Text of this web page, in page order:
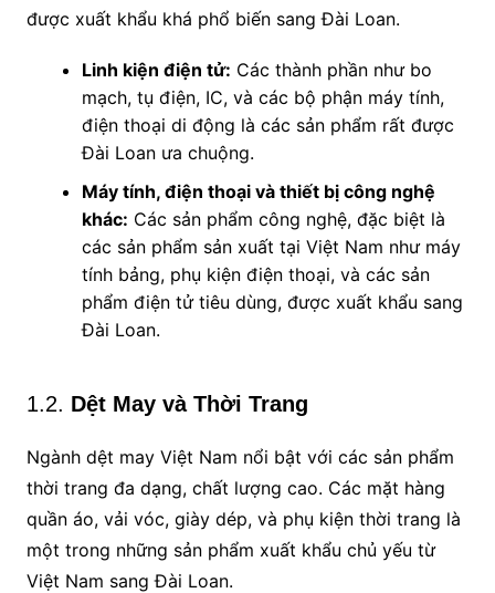
được xuất khẩu khá phổ biến sang Đài Loan.
Linh kiện điện tử: Các thành phần như bo
mạch, tụ điện, IC, và các bộ phận máy tính,
điện thoại di động là các sản phẩm rất được
Đài Loan ưa chuộng.
Máy tính, điện thoại và thiết bị công nghệ
khác: Các sản phẩm công nghệ, đặc biệt là
các sản phẩm sản xuất tại Việt Nam như máy
tính bảng, phụ kiện điện thoại, và các sản
phẩm điện tử tiêu dùng, được xuất khẩu sang
Đài Loan.
1.2. Dệt May và Thời Trang
Ngành dệt may Việt Nam nổi bật với các sản phẩm
thời trang đa dạng, chất lượng cao. Các mặt hàng
quần áo, vải vóc, giày dép, và phụ kiện thời trang là
một trong những sản phẩm xuất khẩu chủ yếu từ
Việt Nam sang Đài Loan.